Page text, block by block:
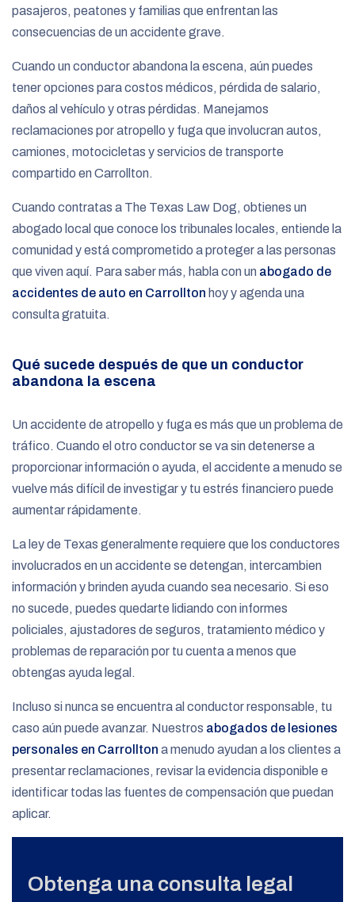
pasajeros, peatones y familias que enfrentan las
consecuencias de un accidente grave.
Cuando un conductor abandona la escena, aún puedes
tener opciones para costos médicos, pérdida de salario,
daños al vehículo y otras pérdidas. Manejamos
reclamaciones por atropello y fuga que involucran autos,
camiones, motocicletas y servicios de transporte
compartido en Carrollton.
Cuando contratas a The Texas Law Dog, obtienes un
abogado local que conoce los tribunales locales, entiende la
comunidad y está comprometido a proteger a las personas
que viven aquí. Para saber más, habla con un abogado de
accidentes de auto en Carrollton hoy y agenda una
consulta gratuita.
Qué sucede después de que un conductor
abandona la escena
Un accidente de atropello y fuga es más que un problema de
tráfico. Cuando el otro conductor se va sin detenerse a
proporcionar información o ayuda, el accidente a menudo se
vuelve más difícil de investigar y tu estrés financiero puede
aumentar rápidamente.
La ley de Texas generalmente requiere que los conductores
involucrados en un accidente se detengan, intercambien
información y brinden ayuda cuando sea necesario. Si eso
no sucede, puedes quedarte lidiando con informes
policiales, ajustadores de seguros, tratamiento médico y
problemas de reparación por tu cuenta a menos que
obtengas ayuda legal.
Incluso si nunca se encuentra al conductor responsable, tu
caso aún puede avanzar. Nuestros abogados de lesiones
personales en Carrollton a menudo ayudan a los clientes a
presentar reclamaciones, revisar la evidencia disponible e
identificar todas las fuentes de compensación que puedan
aplicar.
Obtenga una consulta legal